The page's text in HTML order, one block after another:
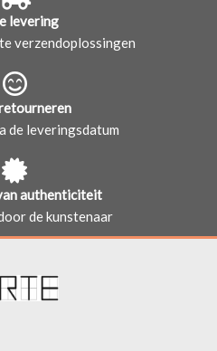
levering
verzendoplossingen
de leveringsdatum
authenticiteit
de kunstenaar